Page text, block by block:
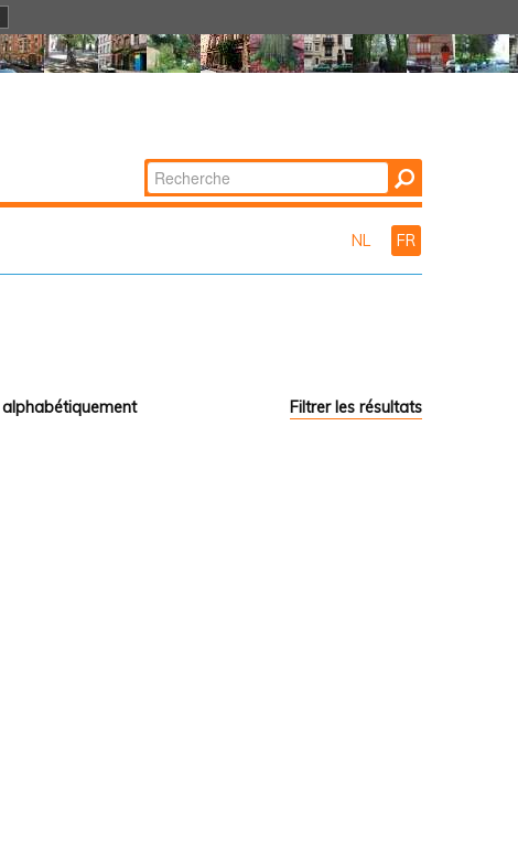
Chercher par
Recherche
NL FR
Filtrer les résultats
alphabétiquement